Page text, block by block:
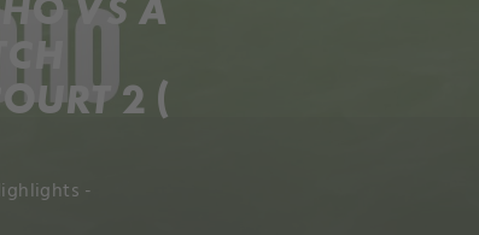
VS A
2 (
-